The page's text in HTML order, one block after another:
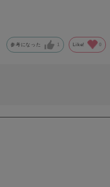
参考になった 1 Like! 0